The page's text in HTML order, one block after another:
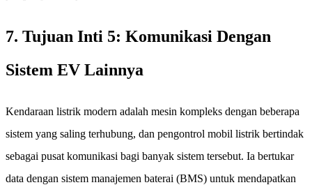
7. Tujuan Inti 5: Komunikasi Dengan
Sistem EV Lainnya
Kendaraan listrik modern adalah mesin kompleks dengan beberapa
sistem yang saling terhubung, dan pengontrol mobil listrik bertindak
sebagai pusat komunikasi bagi banyak sistem tersebut. Ia bertukar
data dengan sistem manajemen baterai (BMS) untuk mendapatkan